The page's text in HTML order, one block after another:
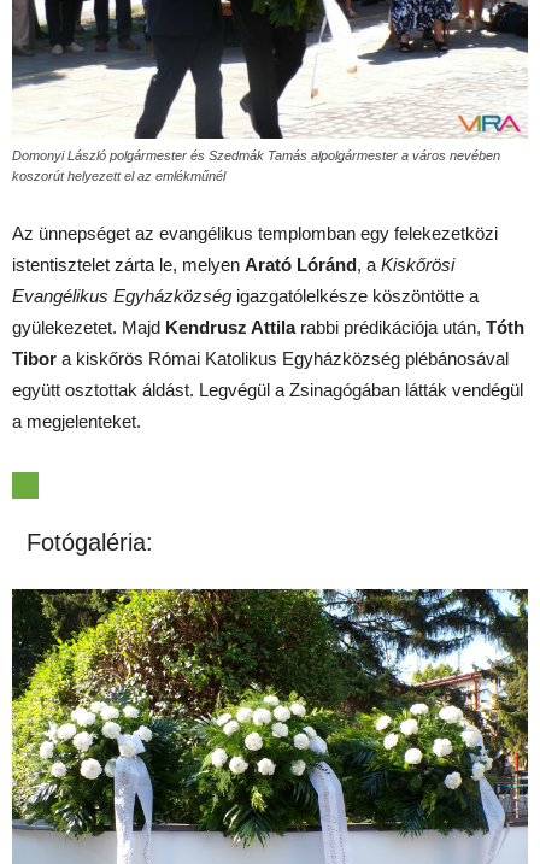
Domonyi László polgármester és Szedmák Tamás alpolgármester a város nevében
koszorút helyezett el az emlékműnél
Az ünnepséget az evangélikus templomban egy felekezetközi
istentisztelet zárta le, melyen Arató Lóránd, a Kiskőrösi
Evangélikus Egyházközség igazgatólelkésze köszöntötte a
gyülekezetet. Majd Kendrusz Attilarabbi prédikációja után, Tóth
Tibor a kiskőrös Római Katolikus Egyházközség plébánosával
együtt osztottak áldást. Legvégül a Zsinagógában látták vendégül
a megjelenteket.
Fotógaléria: